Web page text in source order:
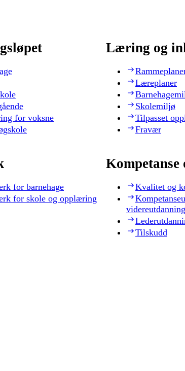
for voksne
Læring og
Læreplaner
Skolemiljø
Tilpasset
Fravær
for barnehage
for skole og opplæring
Kvalitet og
videreutdanning
Tilskudd